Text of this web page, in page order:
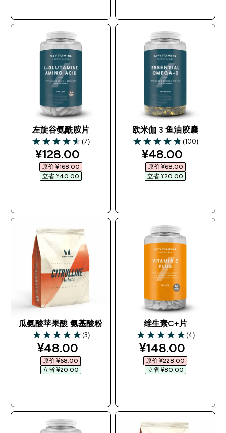
左旋谷氨酰胺片
4.57 out of 5 stars
(7)
discounted price
¥128.00‎
原价 ¥168.00‎
立省 ¥40.00‎
欧米伽 3 鱼油胶囊
4.81 out of 5 stars
(100)
discounted
¥48.00‎
原价 ¥68.00‎
立省 ¥20.00‎
瓜氨酸苹果酸 氨基酸粉
5 out of 5 stars
(3)
discounted price
¥48.00‎
原价 ¥68.00‎
立省 ¥20.00‎
维生素C+片
5 out of 5 stars
(4)
discounted
¥148.00‎
原价 ¥228.00‎
立省 ¥80.00‎